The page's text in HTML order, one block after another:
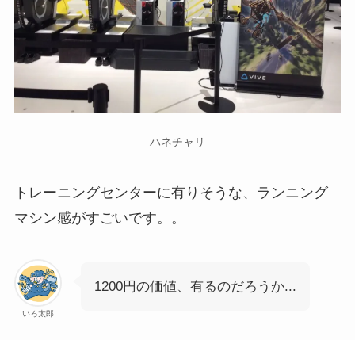
ハネチャリ
トレーニングセンターに有りそうな、ランニング
マシン感がすごいです。。
いろ太郎
1200円の価値、有るのだろうか...